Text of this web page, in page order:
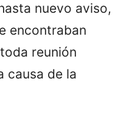
nuevo aviso,
encontraban
reunión
causa de la